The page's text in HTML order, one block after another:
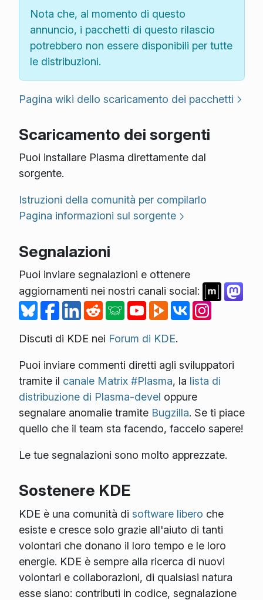
Nota che, al momento di questo
annuncio, i pacchetti di questo rilascio
potrebbero non essere disponibili per tutte
le distribuzioni.
Pagina wiki dello scaricamento dei pacchetti
Scaricamento dei sorgenti
Puoi installare Plasma direttamente dal
sorgente.
Istruzioni della comunità per compilarlo
Pagina informazioni sul sorgente
Segnalazioni
Puoi inviare segnalazioni e ottenere
aggiornamenti nei nostri canali social:
Discuti di KDE nei Forum di KDE.
Puoi inviare commenti diretti agli sviluppatori
tramite il canale Matrix #Plasma, la lista di
distribuzione di Plasma-devel oppure
segnalare anomalie tramite Bugzilla. Se ti piace
quello che il team sta facendo, faccelo sapere!
Le tue segnalazioni sono molto apprezzate.
Sostenere KDE
KDE è una comunità di software libero che
esiste e cresce solo grazie all'aiuto di tanti
volontari che donano il loro tempo e le loro
energie. KDE è sempre alla ricerca di nuovi
volontari e collaborazioni, di qualsiasi natura
esse siano: contributi in codice, segnalazione